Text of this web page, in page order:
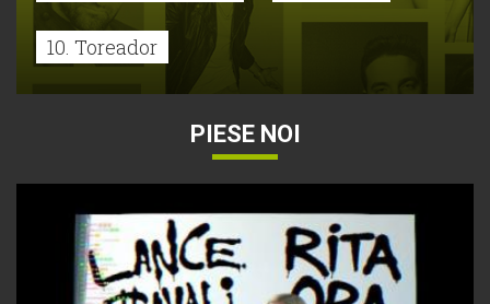
10. Toreador
PIESE NOI